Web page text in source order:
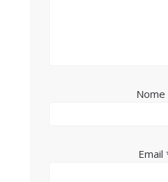
Nome
Email